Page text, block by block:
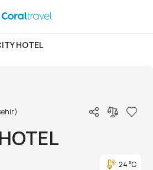
HOTEL
24 °C